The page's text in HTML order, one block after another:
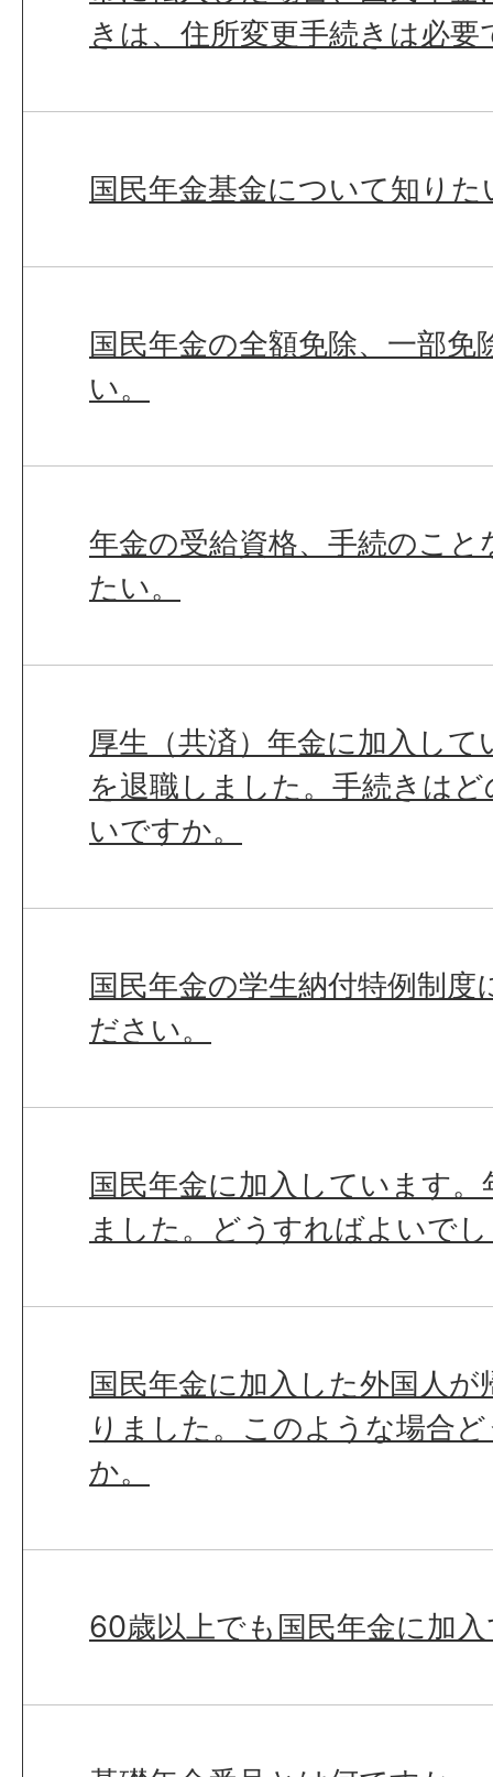
きは、住所変更手続きは必要
国民年金基金について知りた
国民年金の全額免除、一部
い。
年金の受給資格、手続のこ
たい。
厚生（共済）年金に加入し
を退職しました。手続きは
いですか。
国民年金の学生納付特例制
ださい。
国民年金に加入しています
ました。どうすればよいで
国民年金に加入した外国人
りました。このような場合
か。
60歳以上でも国民年金に加